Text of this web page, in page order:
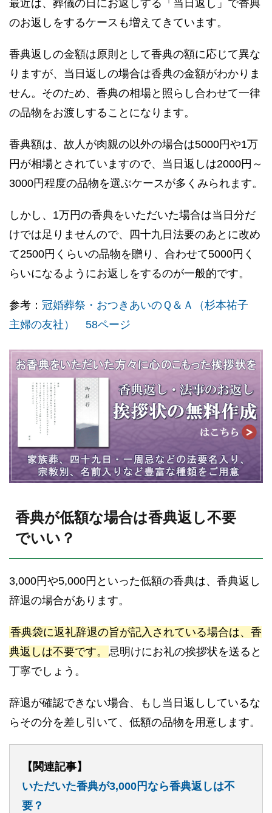
最近は、葬儀の日にお返しする「当日返し」で香典
のお返しをするケースも増えてきています。
香典返しの金額は原則として香典の額に応じて異な
りますが、当日返しの場合は香典の金額がわかりま
せん。そのため、香典の相場と照らし合わせて一律
の品物をお渡しすることになります。
香典額は、故人が肉親の以外の場合は5000円や1万
円が相場とされていますので、当日返しは2000円～
3000円程度の品物を選ぶケースが多くみられます。
しかし、1万円の香典をいただいた場合は当日分だ
けでは足りませんので、四十九日法要のあとに改め
て2500円くらいの品物を贈り、合わせて5000円く
らいになるようにお返しをするのが一般的です。
参考： 冠婚葬祭・おつきあいのＱ＆Ａ（杉本祐子
主婦の友社） 58ページ
香典が低額な場合は香典返し不要
でいい？
3,000円や5,000円といった低額の香典は、香典返し
辞退の場合があります。
香典袋に返礼辞退の旨が記入されている場合は、香
典返しは不要です。 忌明けにお礼の挨拶状を送ると
丁寧でしょう。
辞退が確認できない場合、もし当日返ししているな
らその分を差し引いて、低額の品物を用意します。
【関連記事】
いただいた香典が3,000円なら香典返しは不
要？